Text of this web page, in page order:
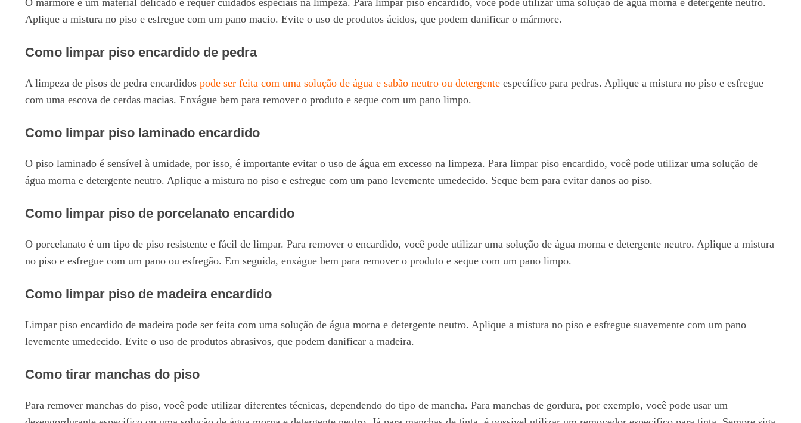
Aplique a mistura no piso e esfregue com um pano macio. Evite o uso de produtos ácidos, que podem danificar o mármore.
Como limpar piso encardido de pedra
A limpeza de pisos de pedra encardidos pode ser feita com uma solução de água e sabão neutro ou detergente específico para pedras. Aplique a mistura no piso e esfregue
com uma escova de cerdas macias. Enxágue bem para remover o produto e seque com um pano limpo.
Como limpar piso laminado encardido
O piso laminado é sensível à umidade, por isso, é importante evitar o uso de água em excesso na limpeza. Para limpar piso encardido, você pode utilizar uma solução de
água morna e detergente neutro. Aplique a mistura no piso e esfregue com um pano levemente umedecido. Seque bem para evitar danos ao piso.
Como limpar piso de porcelanato encardido
O porcelanato é um tipo de piso resistente e fácil de limpar. Para remover o encardido, você pode utilizar uma solução de água morna e detergente neutro. Aplique a mistura
no piso e esfregue com um pano ou esfregão. Em seguida, enxágue bem para remover o produto e seque com um pano limpo.
Como limpar piso de madeira encardido
Limpar piso encardido de madeira pode ser feita com uma solução de água morna e detergente neutro. Aplique a mistura no piso e esfregue suavemente com um pano
levemente umedecido. Evite o uso de produtos abrasivos, que podem danificar a madeira.
Como tirar manchas do piso
Para remover manchas do piso, você pode utilizar diferentes técnicas, dependendo do tipo de mancha. Para manchas de gordura, por exemplo, você pode usar um